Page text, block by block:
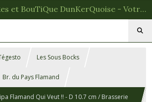
Votre CaVe à BièRes et BouTiQue DunKerQuoise - Votre Spécialiste des Paniers Garnis
Les Sous Bocks
Br. du Pays Flamand
Flamand Qui Veut !! - D 10.7 cm / Brasserie